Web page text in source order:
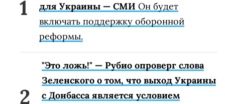
для Украины — СМИ Он будет
включать поддержку оборонной
реформы.
"Это ложь!" — Рубио опроверг слова
Зеленского о том, что выход Украины
с Донбасса является условием